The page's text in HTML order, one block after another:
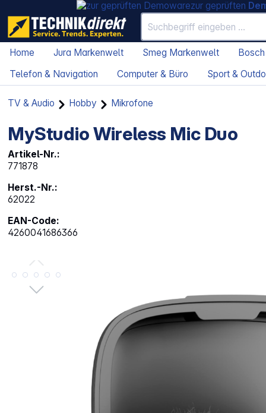
zur geprüften
Home Jura Markenwelt Smeg Markenwelt
Telefon & Navigation
Computer & Büro Sport &
TV & Audio Hobby Mikrofone
MyStudio Wireless Mic Duo
Artikel-Nr.:
771878
Herst.-Nr.:
62022
EAN-Code:
4260041686366
Bildergalerie überspringen